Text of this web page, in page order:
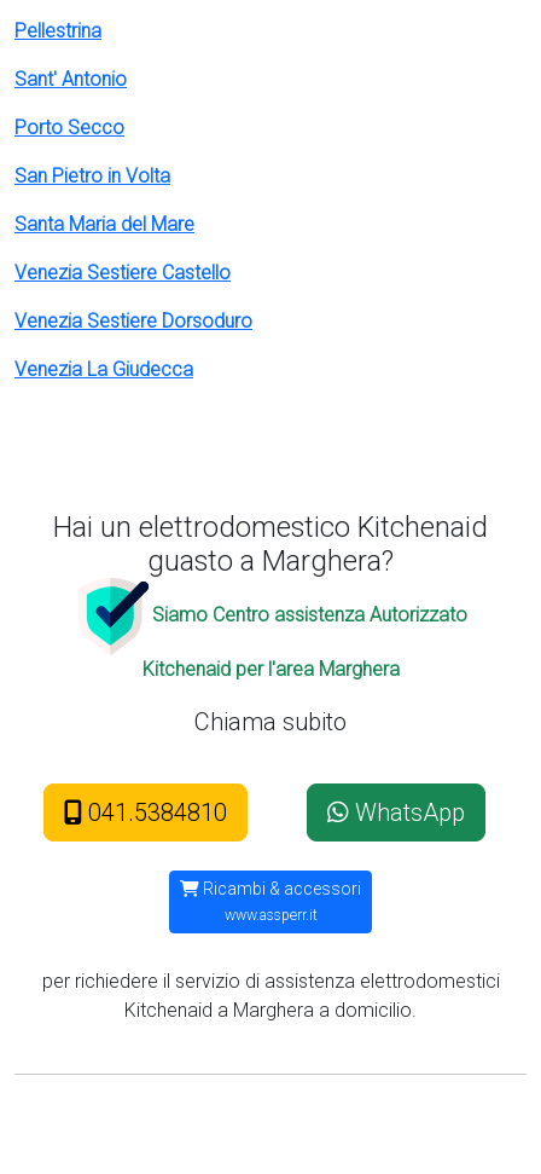
Pellestrina
Sant' Antonio
Porto Secco
San Pietro in Volta
Santa Maria del Mare
Venezia Sestiere Castello
Venezia Sestiere Dorsoduro
Venezia La Giudecca
Hai un elettrodomestico Kitchenaid
guasto a Marghera?
Siamo Centro assistenza Autorizzato
Kitchenaid per l'area Marghera
Chiama subito
041.5384810 WhatsApp
Ricambi & accessori
www.assperr.it
per richiedere il servizio di assistenza elettrodomestici
Kitchenaid a Marghera a domicilio.